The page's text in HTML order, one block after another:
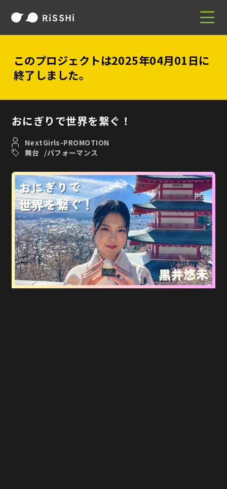
このプロジェクトは2025年04月01日に
終了しました。
おにぎりで世界を繋ぐ！
NextGirls-PROMOTION
舞台
パフォーマンス